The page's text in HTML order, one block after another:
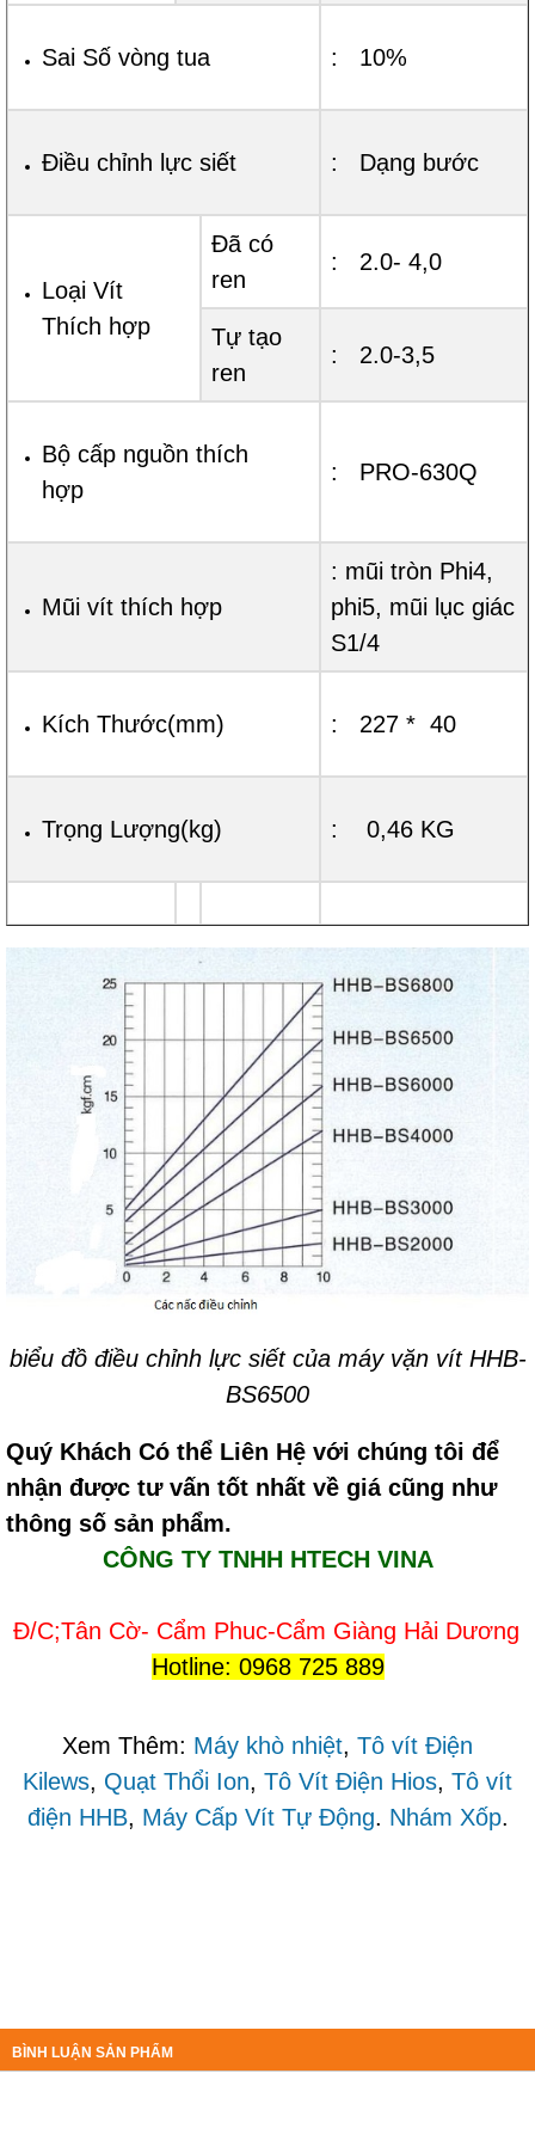
Sai Số vòng tua : 10%
Điều chỉnh lực siết : Dạng bước
Loại Vít
Thích hợp
Đã có
ren
: 2.0- 4,0
Tự tạo
ren
: 2.0-3,5
Bộ cấp nguồn thích
hợp
: PRO-630Q
Mũi vít thích hợp
: mũi tròn Phi4,
phi5, mũi lục giác
S1/4
Kích Thước(mm) : 227 * 40
Trọng Lượng(kg) : 0,46 KG
biểu đồ điều chỉnh lực siết của máy vặn vít HHB-
BS6500
Quý Khách Có thể Liên Hệ với chúng tôi để
nhận được tư vấn tốt nhất về giá cũng như
thông số sản phẩm.
CÔNG TY TNHH HTECH VINA
Đ/C;Tân Cờ- Cẩm Phuc-Cẩm Giàng Hải Dương
Hotline: 0968 725 889
Xem Thêm: Máy khò nhiệt, Tô vít Điện
Kilews, Quạt Thổi Ion, Tô Vít Điện Hios, Tô vít
điện HHB, Máy Cấp Vít Tự Động. Nhám Xốp.
BÌNH LUẬN SẢN PHẨM